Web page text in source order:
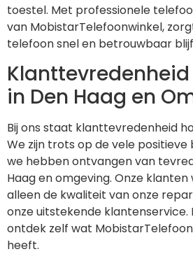
toestel. Met professionele
van MobistarTelefoonwinkel,
telefoon snel en betrouwbaar
Klanttevredenheid
in Den Haag en
Bij ons staat klanttevredenheid
We zijn trots op de vele positieve
we hebben ontvangen van
Haag en omgeving. Onze
alleen de kwaliteit van onze
onze uitstekende klantenservice.
ontdek zelf wat
heeft.